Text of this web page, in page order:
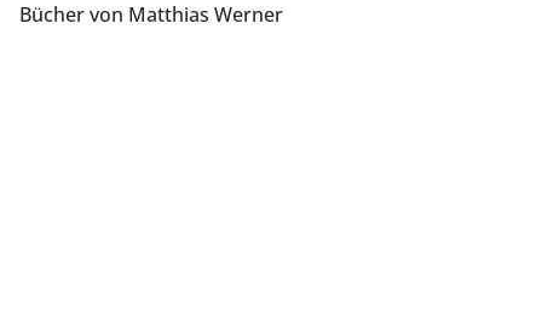
Bücher von Matthias Werner